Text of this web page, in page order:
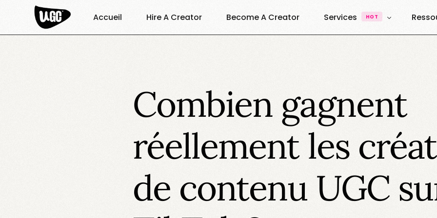
Accueil Hire A Creator Become A Creator Services HOT
Plateforme
Vibe Creators
Decouvrez nos formats
Elite Creators
Combien gagnent
réellement les
de contenu UGC